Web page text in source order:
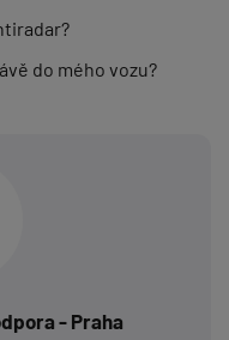
do mého vozu?
- Praha